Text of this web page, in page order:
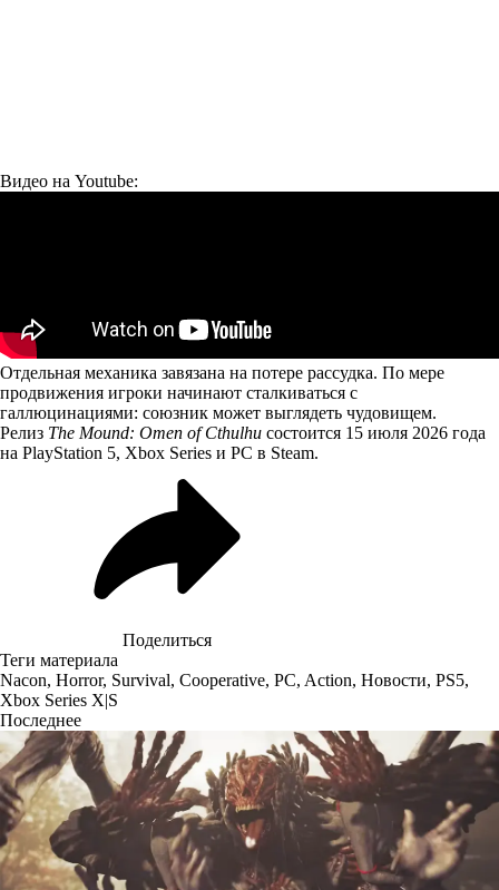
Видео на Youtube:
Отдельная механика завязана на потере рассудка. По мере
продвижения игроки начинают сталкиваться с
галлюцинациями: союзник может выглядеть чудовищем.
Релиз The Mound: Omen of Cthulhu состоится 15 июля 2026 года
на PlayStation 5, Xbox Series и PC в Steam.
Поделиться
Теги материала
Nacon, Horror, Survival, Cooperative, PC, Action, Новости, PS5,
Xbox Series X|S
Последнее